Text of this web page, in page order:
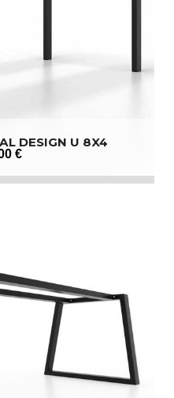
DESIGN U 8X4
€